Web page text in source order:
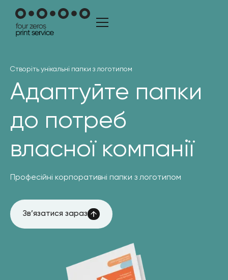
Створіть унікальні папки з логотипом
Адаптуйте папки
до потреб
власної компанії
Професійні корпоративні папки з логотипом
Зв’язатися зараз